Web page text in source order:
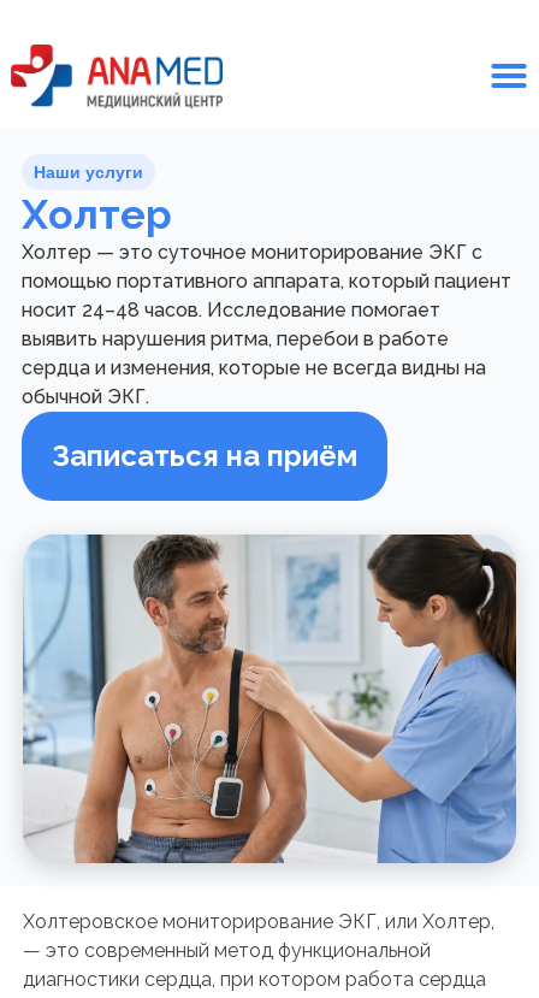
Наши услуги
Холтер
Холтер — это суточное мониторирование ЭКГ с
помощью портативного аппарата, который пациент
носит 24–48 часов. Исследование помогает
выявить нарушения ритма, перебои в работе
сердца и изменения, которые не всегда видны на
обычной ЭКГ.
Записаться на приём
Холтеровское мониторирование ЭКГ, или Холтер,
— это современный метод функциональной
диагностики сердца, при котором работа сердца